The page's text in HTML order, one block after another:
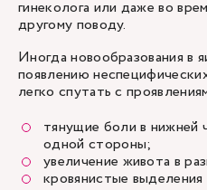
гинеколога или даже во
другому поводу.
Иногда новообразования в
появлению
легко спутать с
тянущие боли в нижней
одной стороны;
увеличение живота в
кровянистые